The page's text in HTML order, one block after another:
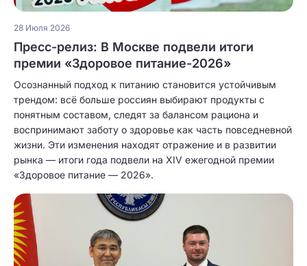
28 Июля 2026
Пресс-релиз: В Москве подвели итоги
премии «Здоровое питание-2026»
Осознанный подход к питанию становится устойчивым
трендом: всё больше россиян выбирают продукты с
понятным составом, следят за балансом рациона и
воспринимают заботу о здоровье как часть повседневной
жизни. Эти изменения находят отражение и в развитии
рынка — итоги года подвели на XIV ежегодной премии
«Здоровое питание — 2026».